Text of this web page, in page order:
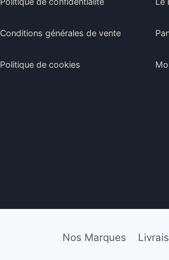
Conditions générales de vente
Politique de cookies
Nos Marques